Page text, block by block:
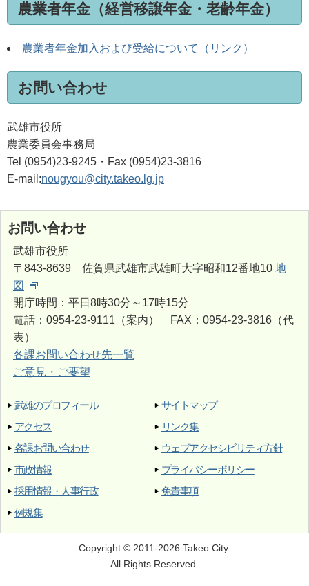
農業者年金（経営移譲年金・老齢年金）
農業者年金加入および受給について（リンク）
お問い合わせ
武雄市役所
農業委員会事務局
Tel (0954)23-9245・Fax (0954)23-3816
E-mail:nougyou@city.takeo.lg.jp
お問い合わせ
武雄市役所
〒843-8639 佐賀県武雄市武雄町大字昭和12番地10 地
図
開庁時間：平日8時30分～17時15分
電話：0954-23-9111（案内） FAX：0954-23-3816（代
表）
各課お問い合わせ先一覧
ご意見・ご要望
武雄のプロフィール
アクセス
各課お問い合わせ
市政情報
採用情報・人事行政
例規集
サイトマップ
リンク集
ウェブアクセシビリティ方針
プライバシーポリシー
免責事項
Copyright © 2011-2026 Takeo City.
All Rights Reserved.